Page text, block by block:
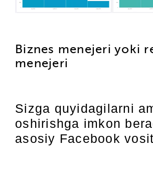
Biznes menejeri yoki
menejeri
Sizga quyidagilarni
oshirishga imkon
asosiy Facebook